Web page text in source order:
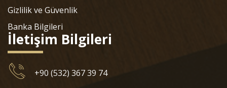
Gizlilik ve Güvenlik
Banka Bilgileri
İletişim Bilgileri
+90 (532) 367 39 74